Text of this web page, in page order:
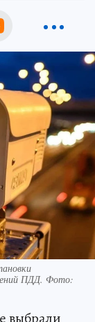
ПДД. Фото: